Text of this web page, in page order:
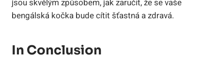
jsou skvělým způsobem, jak zaručit, že se vaše
bengálská kočka bude cítit šťastná a zdravá.
In Conclusion